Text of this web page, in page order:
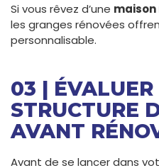
Si vous rêvez d’une
les granges rénovées
personnalisable.
03 |
STRUCTURE
AVANT
Avant de se lancer dans